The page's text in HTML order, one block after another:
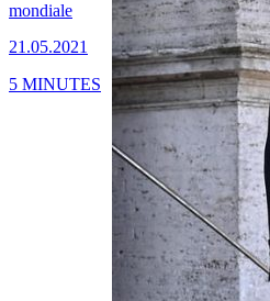
mondiale
21.05.2021
5 MINUTES